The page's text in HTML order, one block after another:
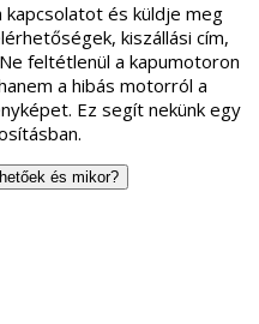
kapcsolatot és küldje meg
kiszállási cím,
feltétlenül a kapumotoron
a hibás motorról a
Ez segít nekünk egy
és mikor?